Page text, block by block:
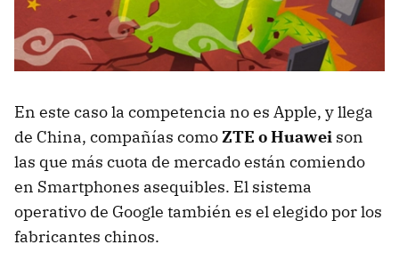
En este caso la competencia no es Apple, y llega
de China, compañías comoZTE o Huawei son
las que más cuota de mercado están comiendo
en Smartphones asequibles. El sistema
operativo de Google también es el elegido por los
fabricantes chinos.